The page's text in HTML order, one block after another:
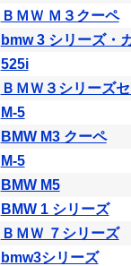
ＢＭＷ Ｍ３クーペ
bmw 3 シリーズ・
525i
ＢＭＷ３シリーズ
M-5
BMW M3 クーペ
M‐5
BMW M5
BMW 1 シリーズ
ＢＭＷ ７シリーズ
bmw3シリーズ